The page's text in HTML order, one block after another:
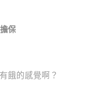
保
餓的感覺啊？